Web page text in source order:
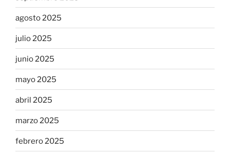
agosto 2025
julio 2025
junio 2025
mayo 2025
abril 2025
marzo 2025
febrero 2025